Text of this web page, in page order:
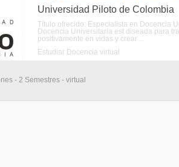
Universidad Piloto de Colombia
Título ofrecido: Especialista en Docencia
Docencia Universitaria est diseada para
positivamente en vidas y crear ...
Estudiar Docencia virtual
- 2 Semestres - virtual